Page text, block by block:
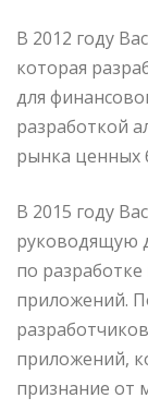
В 2012 году
которая
для
разработкой
рынка ценных
В 2015 году
руководящую
по
приложений.
приложений,
признание от